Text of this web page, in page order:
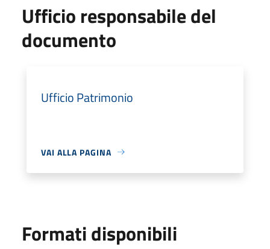
Ufficio responsabile del
documento
Ufficio Patrimonio
VAI ALLA PAGINA
Formati disponibili